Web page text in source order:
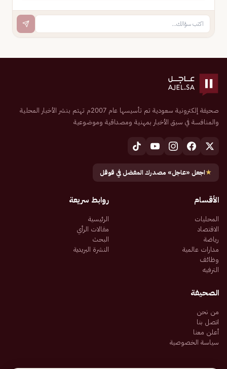
صحيفة إلكترونية سعودية تم تأسيسها عام 2007م تهتم بنشر الأخبار المحلية
والمنافسة في سبق الأخبار بمهنية ومصداقية وموضوعية
★اجعل «عاجل» مصدرك المفضل في قوقل
الأقسام
المحليات
الاقتصاد
رياضة
مدارات عالمية
وظائف
الترفيه
روابط سريعة
الرئيسية
مقالات الرأي
البحث
النشرة البريدية
الصحيفة
من نحن
اتصل بنا
أعلن معنا
سياسة الخصوصية